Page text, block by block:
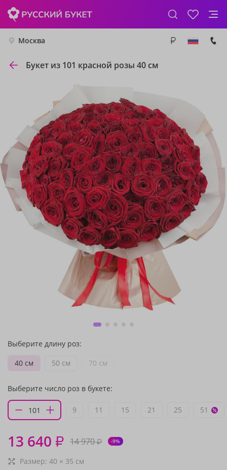
Москва
Букет из 101 красной розы 40 см
Выберите длину роз:
40 см
50 см 70 см
Выберите число роз в букете:
9 11 15 21 25 51
13 640 ₽ 14 970₽ -9%
Размер: 40 × 35 см